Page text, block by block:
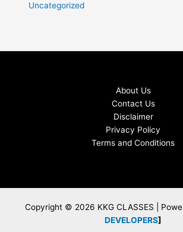
Uncategorized
About Us
Contact Us
Disclaimer
Privacy Policy
Terms and Conditions
Copyright © 2026 KKG CLASSES |
DEVELOPERS]